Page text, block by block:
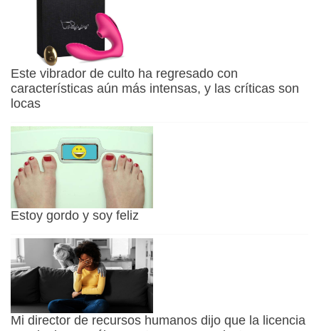
Este vibrador de culto ha regresado con
características aún más intensas, y las críticas son
locas
Estoy gordo y soy feliz
Mi director de recursos humanos dijo que la licencia